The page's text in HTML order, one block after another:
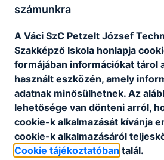
Széplaki Roland
Karbantartó
Karbantartás
info@petzeltj.hu
számunkra
A Váci SzC Petzelt József
Szakképző Iskola honlapja
formájában információkat tárol
használt eszközén, amely
adatnak minősülhetnek. Az
lehetősége van dönteni arról,
cookie-k alkalmazását kívánja
cookie-k alkalmazásáról
Cookie tájékoztatóban talál.